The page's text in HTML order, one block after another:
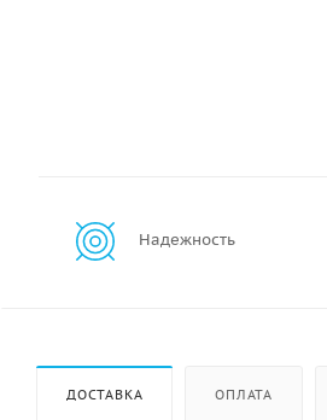
Надежность
ДОСТАВКА ОПЛАТА